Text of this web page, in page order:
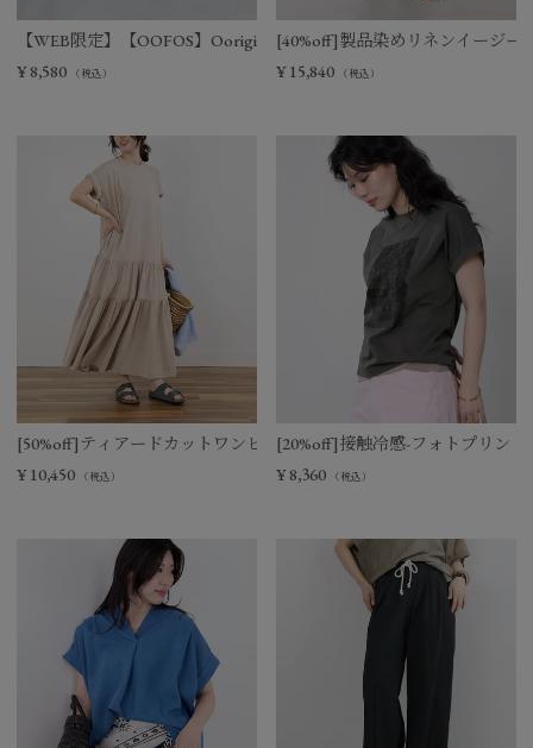
【WEB限定】【OOFOS】Ooriginal リカバリーサンダル
¥ 8,580 （税込）
[40%off]製品染めリネンイージー
¥ 15,840 （税込）
[50%off]ティアードカットワンピース
¥ 10,450 （税込）
[20%off]接触冷感-フォトプリント
¥ 8,360 （税込）